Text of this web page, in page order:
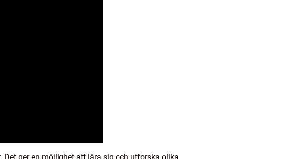
ger en möjlighet att lära sig och utforska olika